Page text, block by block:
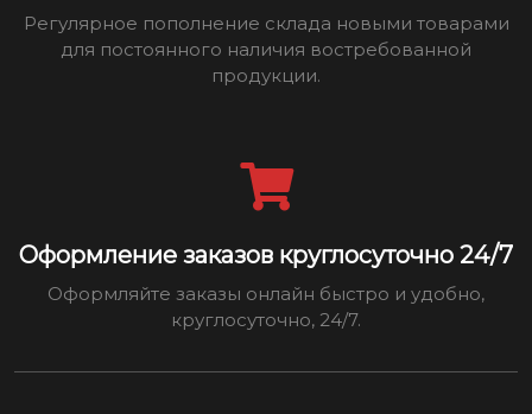
Регулярное пополнение склада новыми товарами
для постоянного наличия востребованной
продукции.
Оформление заказов круглосуточно 24/7
Оформляйте заказы онлайн быстро и удобно,
круглосуточно, 24/7.